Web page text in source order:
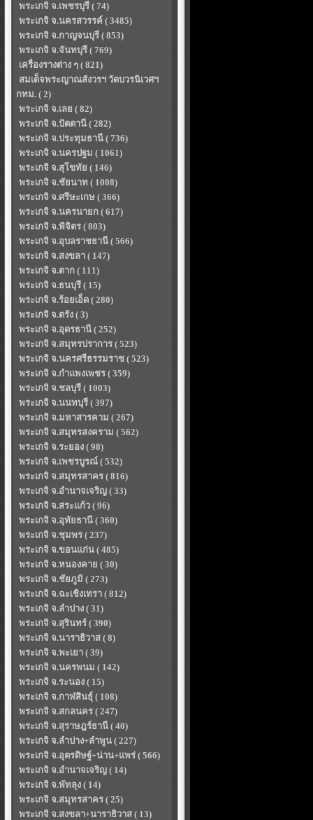
พระเกจิ จ.เพชรบุรี ( 74)
พระเกจิ จ.นครสวรรค์ ( 3485)
พระเกจิ จ.กาญจนบุรี ( 853)
พระเกจิ จ.จันทบุรี ( 769)
เครื่องรางต่าง ๆ ( 821)
สมเด็จพระญาณสังวรฯ วัดบวรนิเวศฯ
กทม. ( 2)
พระเกจิ จ.เลย ( 82)
พระเกจิ จ.ปัตตานี ( 282)
พระเกจิ จ.ประทุมธานี ( 736)
พระเกจิ จ.นครปฐม ( 1061)
พระเกจิ จ.สุโขทัย ( 146)
พระเกจิ จ.ชัยนาท ( 1008)
พระเกจิ จ.ศรีษะเกษ ( 366)
พระเกจิ จ.นครนายก ( 617)
พระเกจิ จ.พิจิตร ( 803)
พระเกจิ จ.อุบลราชธานี ( 566)
พระเกจิ จ.สงขลา ( 147)
พระเกจิ จ.ตาก ( 111)
พระเกจิ จ.ธนบุรี ( 15)
พระเกจิ จ.ร้อยเอ็ด ( 280)
พระเกจิ จ.ตรัง ( 3)
พระเกจิ จ.อุดรธานี ( 252)
พระเกจิ จ.สมุทรปราการ ( 523)
พระเกจิ จ.นครศรีธรรมราช ( 523)
พระเกจิ จ.กำแพงเพชร ( 359)
พระเกจิ จ.ชลบุรี ( 1003)
พระเกจิ จ.นนทบุรี ( 397)
พระเกจิ จ.มหาสารคาม ( 267)
พระเกจิ จ.สมุทรสงคราม ( 562)
พระเกจิ จ.ระยอง ( 98)
พระเกจิ จ.เพชรบูรณ์ ( 532)
พระเกจิ จ.สมุทรสาคร ( 816)
พระเกจิ จ.อำนาจเจริญ ( 33)
พระเกจิ จ.สระแก้ว ( 96)
พระเกจิ จ.อุทัยธานี ( 360)
พระเกจิ จ.ชุมพร ( 237)
พระเกจิ จ.ขอนแก่น ( 485)
พระเกจิ จ.หนองคาย ( 30)
พระเกจิ จ.ชัยภูมิ ( 273)
พระเกจิ จ.ฉะเชิงเทรา ( 812)
พระเกจิ จ.ลำปาง ( 31)
พระเกจิ จ.สุรินทร์ ( 390)
พระเกจิ จ.นาราธิวาส ( 8)
พระเกจิ จ.พะเยา ( 39)
พระเกจิ จ.นครพนม ( 142)
พระเกจิ จ.ระนอง ( 15)
พระเกจิ จ.กาฬสินธุ์ ( 108)
พระเกจิ จ.สกลนคร ( 247)
พระเกจิ จ.สุราษฎร์ธานี ( 40)
พระเกจิ จ.ลำปาง+ลำพูน ( 227)
พระเกจิ จ.อุตรดิษฐ์+น่าน+แพร่ ( 566)
พระเกจิ จ.อำนาจเจริญ ( 14)
พระเกจิ จ.พัทลุง ( 14)
พระเกจิ จ.สมุทรสาคร ( 25)
พระเกจิ จ.สงขลา+นาราธิวาส ( 13)